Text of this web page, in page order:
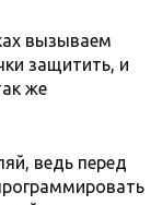
вызываем
защитить, и
же
ведь перед